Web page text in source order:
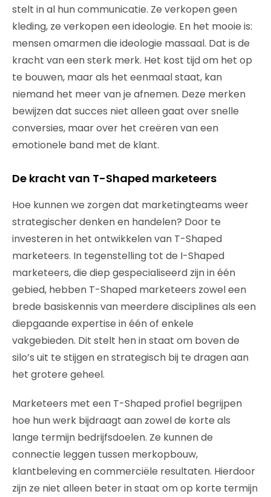
stelt in al hun communicatie. Ze verkopen geen
kleding, ze verkopen een ideologie. En het mooie is:
mensen omarmen die ideologie massaal. Dat is de
kracht van een sterk merk. Het kost tijd om het op
te bouwen, maar als het eenmaal staat, kan
niemand het meer van je afnemen. Deze merken
bewijzen dat succes niet alleen gaat over snelle
conversies, maar over het creëren van een
emotionele band met de klant.
De kracht van T-Shaped marketeers
Hoe kunnen we zorgen dat marketingteams weer
strategischer denken en handelen? Door te
investeren in het ontwikkelen van T-Shaped
marketeers. In tegenstelling tot de I-Shaped
marketeers, die diep gespecialiseerd zijn in één
gebied, hebben T-Shaped marketeers zowel een
brede basiskennis van meerdere disciplines als een
diepgaande expertise in één of enkele
vakgebieden. Dit stelt hen in staat om boven de
silo’s uit te stijgen en strategisch bij te dragen aan
het grotere geheel.
Marketeers met een T-Shaped profiel begrijpen
hoe hun werk bijdraagt aan zowel de korte als
lange termijn bedrijfsdoelen. Ze kunnen de
connectie leggen tussen merkopbouw,
klantbeleving en commerciële resultaten. Hierdoor
zijn ze niet alleen beter in staat om op korte termijn